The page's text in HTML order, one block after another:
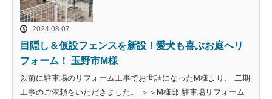
2024.08.07
目隠し＆仮設フェンスを新設！愛犬も喜ぶお庭へリ
フォーム！ 玉野市M様
以前に駐車場のリフォーム工事でお世話になったM様より、 二期
工事のご依頼をいただきました。 ＞＞M様邸 駐車場リフォーム